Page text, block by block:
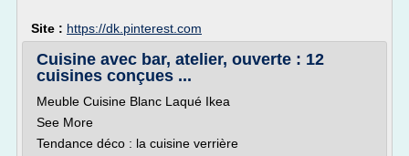
Site : https://dk.pinterest.com
Cuisine avec bar, atelier, ouverte : 12
cuisines conçues ...
Meuble Cuisine Blanc Laqué Ikea
See More
Tendance déco : la cuisine verrière